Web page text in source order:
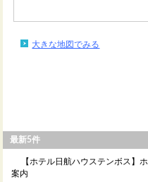
大きな地図でみる
最新5件
【ホテル日航ハウステンボス】
案内